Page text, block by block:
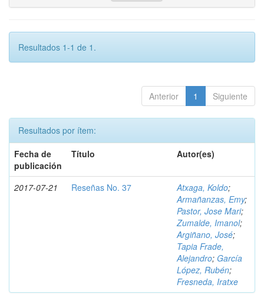
Resultados 1-1 de 1.
Anterior 1 Siguiente
Resultados por ítem:
Fecha de
publicación
Título Autor(es)
2017-07-21 Reseñas No. 37 Atxaga, Koldo;
Armañanzas, Emy;
Pastor, Jose Mari;
Zumalde, Imanol;
Argiñano, José;
Tapia Frade,
Alejandro; García
López, Rubén;
Fresneda, Iratxe